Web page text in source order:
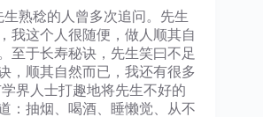
的人曾多次追问。先生
我这个人很随便，做人顺其自
至于长寿秘诀，先生笑曰不足
，顺其自然而已，我还有很多
界人士打趣地将先生不好的
：抽烟、喝酒、睡懒觉、从不